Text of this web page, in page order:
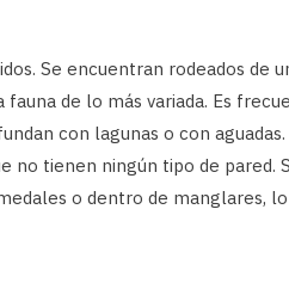
Se encuentran rodeados de
fauna de lo más variada. Es
con lagunas o con aguadas.
tienen ningún tipo de pared.
o dentro de manglares,